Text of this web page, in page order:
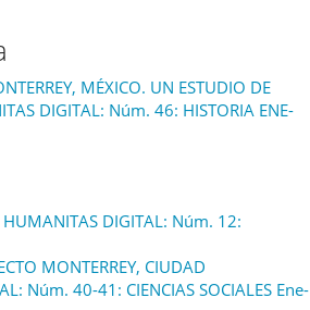
MÉXICO. UN ESTUDIO DE
DIGITAL: Núm. 46: HISTORIA ENE-
HUMANITAS DIGITAL: Núm. 12:
MONTERREY, CIUDAD
Núm. 40-41: CIENCIAS SOCIALES Ene-